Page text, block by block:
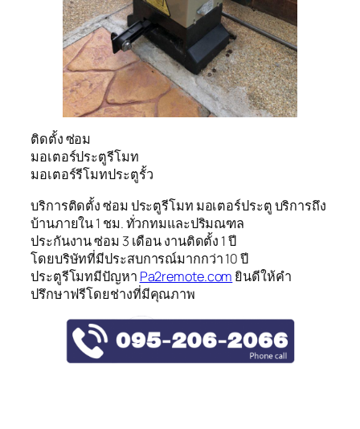
ติดตั้ง ซ่อม
มอเตอร์ประตูรีโมท
มอเตอร์รีโมทประตูรั้ว
บริการติดตั้ง ซ่อม ประตูรีโมท มอเตอร์ประตู บริการถึง
บ้านภายใน 1 ชม. ทั่วกทมและปริมณฑล
ประกันงาน ซ่อม 3 เดือน งานติดตั้ง 1 ปี
โดยบริษัทที่มีประสบการณ์มากกว่า 10 ปี
ประตูรีโมทมีปัญหา Pa2remote.com ยินดีให้คำ
ปรึกษาฟรีโดยช่างที่มีคุณภาพ